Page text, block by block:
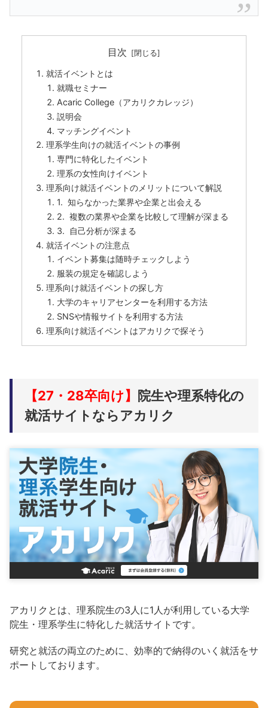
目次
就活イベントとは
就職セミナー
Acaric College（アカリクカレッジ）
説明会
マッチングイベント
理系学生向けの就活イベントの事例
専門に特化したイベント
理系の女性向けイベント
理系向け就活イベントのメリットについて解説
1. 知らなかった業界や企業と出会える
2. 複数の業界や企業を比較して理解が深まる
3. 自己分析が深まる
就活イベントの注意点
イベント募集は随時チェックしよう
服装の規定を確認しよう
理系向け就活イベントの探し方
大学のキャリアセンターを利用する方法
SNSや情報サイトを利用する方法
理系向け就活イベントはアカリクで探そう
【27・28卒向け】
院生や理系特化の
就活サイトならアカリク
アカリクとは、理系院生の3人に1人が利用している大学
院生・理系学生に特化した就活サイトです。
研究と就活の両立のために、効率的で納得のいく就活をサ
ポートしております。